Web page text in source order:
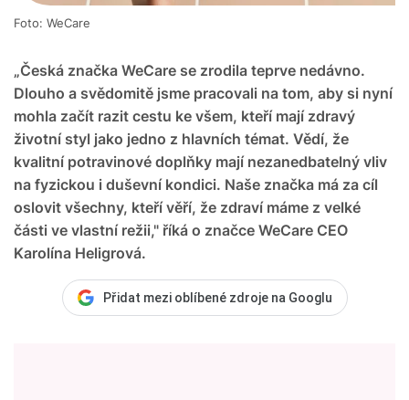
„Česká značka WeCare se zrodila teprve nedávno.
Dlouho a svědomitě jsme pracovali na tom, aby si nyní
mohla začít razit cestu ke všem, kteří mají zdravý
životní styl jako jedno z hlavních témat. Vědí, že
kvalitní potravinové doplňky mají nezanedbatelný vliv
na fyzickou i duševní kondici. Naše značka má za cíl
oslovit všechny, kteří věří, že zdraví máme z velké
části ve vlastní režii," říká o značce WeCare CEO
Karolína Heligrová.
Foto: WeCare
Přidat mezi oblíbené zdroje na Googlu